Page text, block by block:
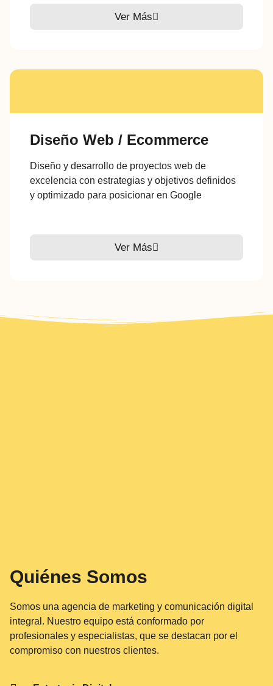
Ver Más
Diseño Web / Ecommerce
Diseño y desarrollo de proyectos web de
excelencia con estrategias y objetivos definidos
y optimizado para posicionar en Google
Ver Más
Quiénes Somos
Somos una agencia de marketing y comunicación digital
integral. Nuestro equipo está conformado por
profesionales y especialistas, que se destacan por el
compromiso con nuestros clientes.